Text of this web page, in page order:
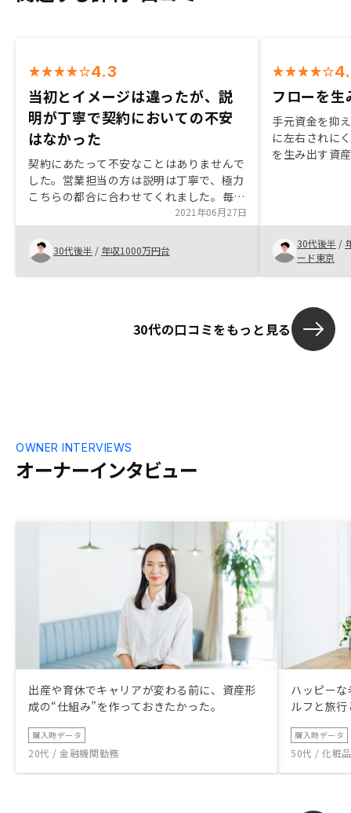
4.3
当初とイメージは違ったが、説
明が丁寧で契約においての不安
はなかった
契約にあたって不安なことはありませんで
した。営業担当の方は説明は丁寧で、極力
こちらの都合に合わせてくれました。毎月
少額の赤字を出しながらも終盤でのプラス
を狙う、というのが、当初のイメージと違
ったところでしたが、説明を聞けば納得で
きます。
2021年06月27日
30代後半 / 年収1000万円台
フローを
手元資金を抑
に左右されに
を生み出す資
設定してある
入後、担当者
30代後半 /
ード東京
30代の口コミをもっと見る
オーナーインタビュー
OWNER INTERVIEWS
出産や育休でキャリアが変わる前に、資産形
成の“仕組み”を作っておきたかった。
購入時データ
20代 / 金融機関勤務
ハッピー
ルフと旅
購入時データ
50代 / 化粧